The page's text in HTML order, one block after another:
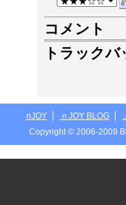
コメント
トラックバ
nJOY ｎJOY BLOG
Copyright © 2006-2009